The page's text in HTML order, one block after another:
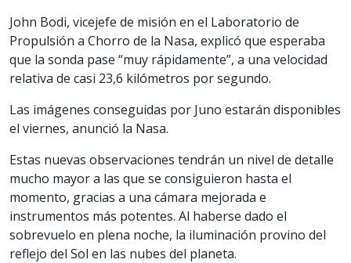
John Bodi, vicejefe de misión en el Laboratorio de
Propulsión a Chorro de la Nasa, explicó que esperaba
que la sonda pase “muy rápidamente”, a una velocidad
relativa de casi 23,6 kilómetros por segundo.
Las imágenes conseguidas por Juno estarán disponibles
el viernes, anunció la Nasa.
Estas nuevas observaciones tendrán un nivel de detalle
mucho mayor a las que se consiguieron hasta el
momento, gracias a una cámara mejorada e
instrumentos más potentes. Al haberse dado el
sobrevuelo en plena noche, la iluminación provino del
reflejo del Sol en las nubes del planeta.